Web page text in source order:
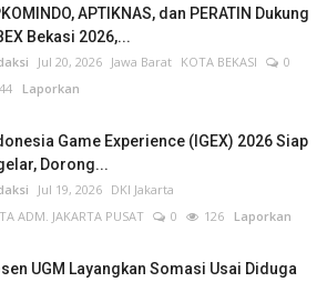
APTIKNAS, dan PERATIN Dukung
Bekasi 2026,...
Jul 20, 2026 Jawa Barat KOTA BEKASI
0
44 Laporkan
Game Experience (IGEX) 2026 Siap
Dorong...
Jul 19, 2026 DKI Jakarta
ADM. JAKARTA PUSAT
0 126 Laporkan
UGM Layangkan Somasi Usai Diduga